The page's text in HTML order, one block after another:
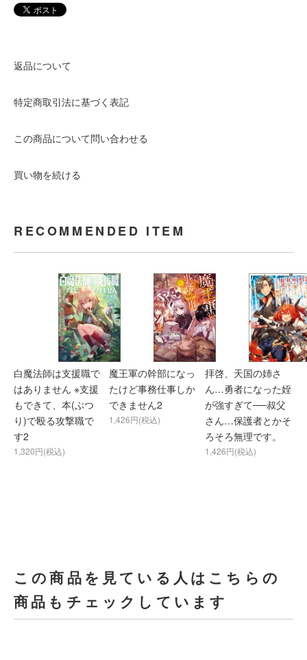
返品について
特定商取引法に基づく表記
この商品について問い合わせる
買い物を続ける
RECOMMENDED ITEM
白魔法師は支援職で
はありません ※支援
もできて、本(ぶつ
り)で殴る攻撃職で
す2
1,320円(税込)
魔王軍の幹部になっ
たけど事務仕事しか
できません2
1,426円(税込)
拝啓、天国の姉さ
ん…勇者になった姪
が強すぎて──叔父
さん…保護者とかそ
ろそろ無理です。
1,426円(税込)
この商品を見ている人はこちらの
商品もチェックしています